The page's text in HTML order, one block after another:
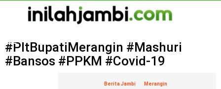
#PltBupatiMerangin #Mashuri
#Bansos #PPKM #Covid-19
Berita Jambi Merangin